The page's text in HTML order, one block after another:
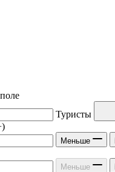
Туристы
Меньше
Меньше